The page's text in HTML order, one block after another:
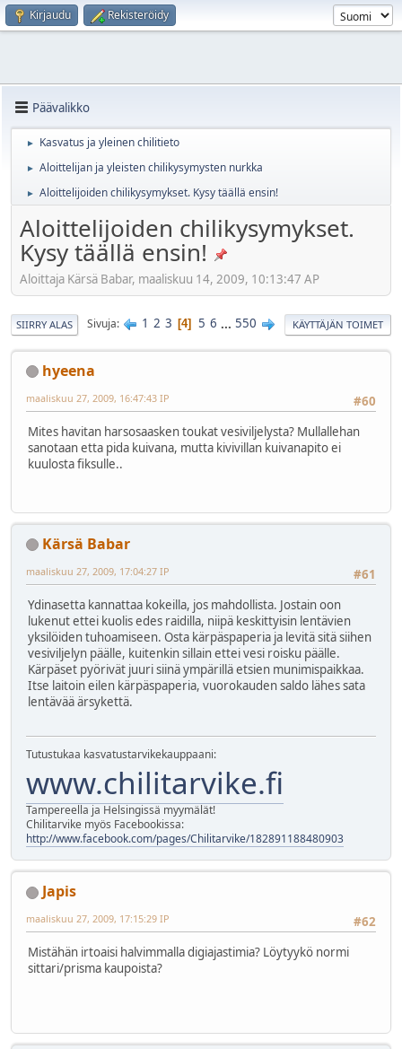
Kirjaudu Rekisteröidy
Päävalikko
► Kasvatus ja yleinen chilitieto
► Aloittelijan ja yleisten chilikysymysten nurkka
► Aloittelijoiden chilikysymykset. Kysy täällä ensin!
Aloittelijoiden chilikysymykset.
Kysy täällä ensin!
Aloittaja Kärsä Babar, maaliskuu 14, 2009, 10:13:47 AP
SIIRRY ALAS Sivuja 1 2 3 4 5 6 ... 550 KÄYTTÄJÄN TOIMET
hyeena
#60
maaliskuu 27, 2009, 16:47:43 IP
Mites havitan harsosaasken toukat vesiviljelysta? Mullallehan
sanotaan etta pida kuivana, mutta kivivillan kuivanapito ei
kuulosta fiksulle..
Kärsä Babar
#61
maaliskuu 27, 2009, 17:04:27 IP
Ydinasetta kannattaa kokeilla, jos mahdollista. Jostain oon
lukenut ettei kuolis edes raidilla, niipä keskittyisin lentävien
yksilöiden tuhoamiseen. Osta kärpäspaperia ja levitä sitä siihen
vesiviljelyn päälle, kuitenkin sillain ettei vesi roisku päälle.
Kärpäset pyörivät juuri siinä ympärillä etsien munimispaikkaa.
Itse laitoin eilen kärpäspaperia, vuorokauden saldo lähes sata
lentävää ärsykettä.
Tutustukaa kasvatustarvikekauppaani:
www.chilitarvike.fi
Tampereella ja Helsingissä myymälät!
Chilitarvike myös Facebookissa:
http://www.facebook.com/pages/Chilitarvike/182891188480903
Japis
#62
maaliskuu 27, 2009, 17:15:29 IP
Mistähän irtoaisi halvimmalla digiajastimia? Löytyykö normi
sittari/prisma kaupoista?